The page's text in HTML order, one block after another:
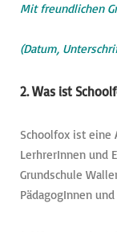
Mit freundlichen
(Datum,
2. Was ist
Schoolfox ist eine
LerhrerInnen und
Grundschule
PädagogInnen